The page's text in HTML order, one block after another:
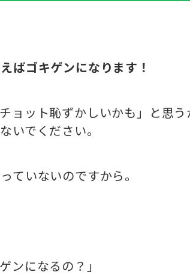
ばゴキゲンになります！
ョット恥ずかしいかも」と思
いでください。
ていないのですから。
ンになるの？」